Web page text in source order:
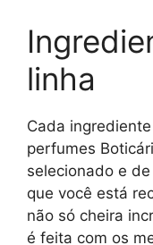
linha
Cada
perfumes
selecionado e
que você está
não só cheira
é feita com os